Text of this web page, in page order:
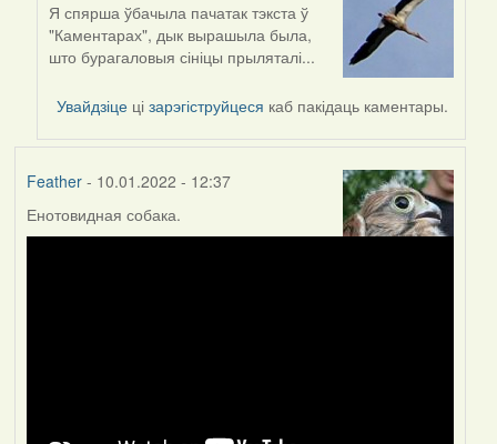
In
reply
to
Peregrinus
Я спярша ўбачыла пачатак тэкста ў
"Каментарах", дык вырашыла была,
што бурагаловыя сініцы прыляталі...
Увайдзіце цізарэгіструйцеся каб пакідаць каментары.
Feather- 10.01.2022 - 12:37
Енотовидная собака.